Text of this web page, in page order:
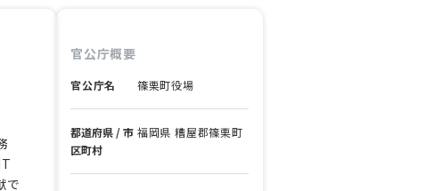
で
官公庁概要
官公庁名 篠栗町役場
都道府県 / 市
区町村
福岡県 糟屋郡篠栗町